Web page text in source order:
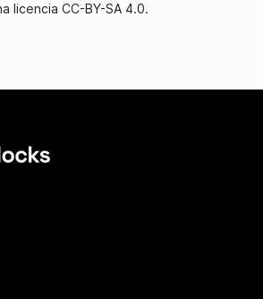
licencia CC-BY-SA 4.0.